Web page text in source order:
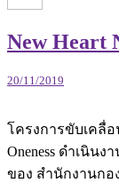
New Heart
20/11/2019
โครงการขับเคลื่
Oneness ดำเนิน
ของ สำนักงานกอ